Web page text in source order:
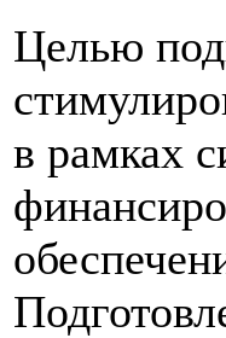
Целью
в рамках